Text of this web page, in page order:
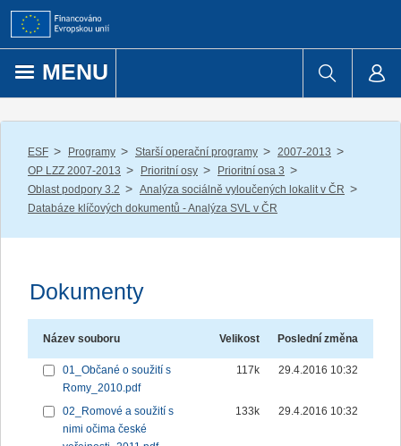
Přejít k obsahu
MENU
ESF / Programy / Starší operační programy / 2007-2013 /
OP LZZ 2007-2013 / Prioritní osy / Prioritní osa 3 /
Oblast podpory 3.2 / Analýza sociálně vyloučených lokalit v ČR /
Databáze klíčových dokumentů - Analýza SVL v ČR
Dokumenty
Název souboru Velikost Poslední změna
01_Občané o soužití s
Romy_2010.pdf
117k 29.4.2016 10:32
02_Romové a soužití s
nimi očima české
133k 29.4.2016 10:32